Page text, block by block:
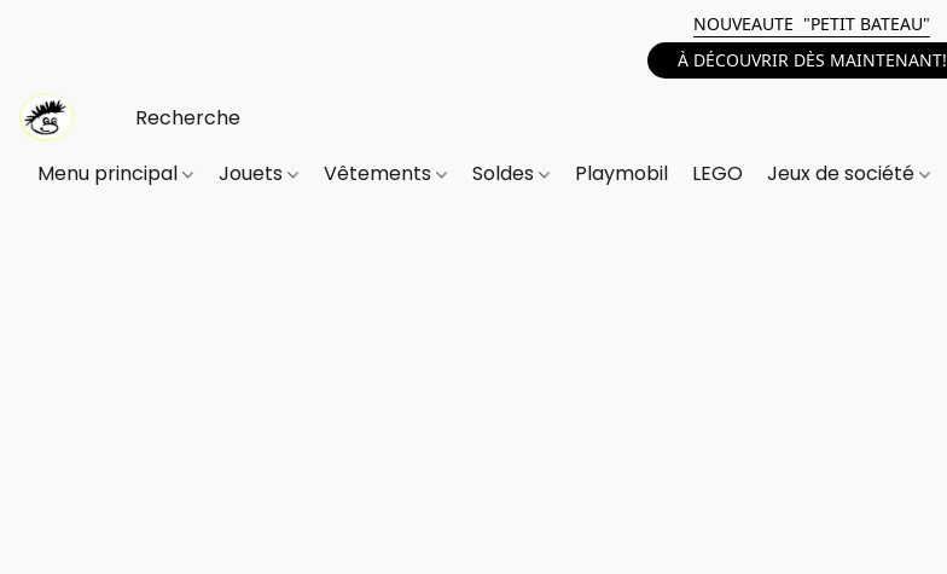
NOUVEAUTE "PETIT BATEAU"
À DÉCOUVRIR DÈS MAINTENANT!
Menu principal Jouets Vêtements Soldes Playmobil LEGO Jeux de société